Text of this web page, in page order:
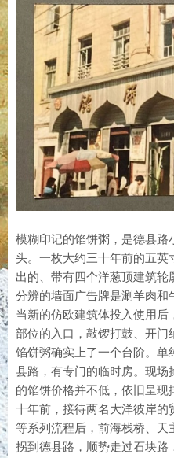
模糊印记的馅饼粥，是德县路
头。一枚大约三十年前的五英
出的、带有四个洋葱顶建筑
分辨的墙面广告牌是涮羊肉和
当新的仿欧建筑体投入使用后
部位的入口，敲锣打鼓、开
馅饼粥确实上了一个台阶。
县路，有专门的临时房。现场
的馅饼价格并不低，依旧呈现
十年前，接待两名大洋彼岸
等系列流程后，前海栈桥、天
拐到德县路，顺势走过石块路